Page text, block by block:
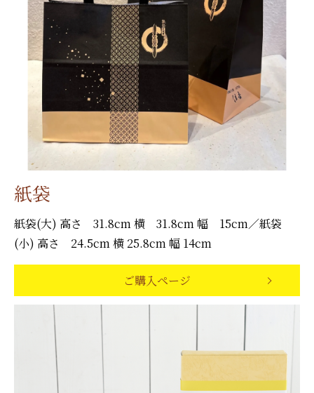
紙袋
紙袋(大) 高さ 31.8cm 横 31.8cm 幅 15cm／紙袋
(小) 高さ 24.5cm 横 25.8cm 幅 14cm
ご購入ページ